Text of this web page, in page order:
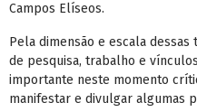
Campos Elíseos.
Pela dimensão e escala
de pesquisa, trabalho e
importante neste momento
manifestar e divulgar algumas